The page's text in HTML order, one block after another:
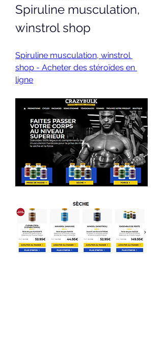
Spiruline musculation,
winstrol shop
Spiruline musculation, winstrol
shop - Acheter des stéroïdes en
ligne